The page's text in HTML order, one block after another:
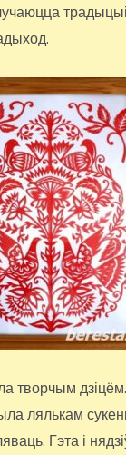
творчым
лялькам
Гэта і